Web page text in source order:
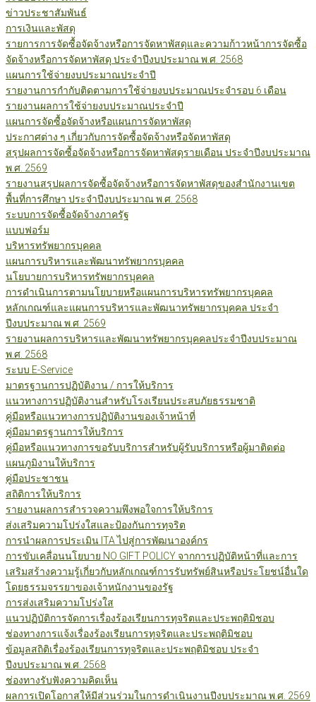
ข่าวประชาสัมพันธ์
การเงินและพัสดุ
รายการการจัดซื้อจัดจ้างหรือการจัดหาพัสดุและความก้าวหน้าการจัดซื้อ
จัดจ้างหรือการจัดหาพัสดุ ประจำปีงบประมาณ พ.ศ. 2568
แผนการใช้จ่ายงบประมาณประจำปี
รายงานการกำกับติดตามการใช้จ่ายงบประมาณประจำรอบ 6 เดือน
รายงานผลการใช้จ่ายงบประมาณประจำปี
แผนการจัดซื้อจัดจ้างหรือแผนการจัดหาพัสดุ
ประกาศต่าง ๆ เกี่ยวกับการจัดซื้อจัดจ้างหรือจัดหาพัสดุ
สรุปผลการจัดซื้อจัดจ้างหรือการจัดหาพัสดุรายเดือน ประจำปีงบประมาณ
พ.ศ. 2569
รายงานสรุปผลการจัดซื้อจัดจ้างหรือการจัดหาพัสดุของสำนักงานเขต
พื้นที่การศึกษา ประจำปีงบประมาณ พ.ศ. 2568
ระบบการจัดซื้อจัดจ้างภาครัฐ
แบบฟอร์ม
บริหารทรัพยากรบุคคล
แผนการบริหารและพัฒนาทรัพยากรบุคคล
นโยบายการบริหารทรัพยากรบุคคล
การดำเนินการตามนโยบายหรือแผนการบริหารทรัพยากรบุคคล
หลักเกณฑ์และแผนการบริหารและพัฒนาทรัพยากรบุคคล ประจำ
ปีงบประมาณ พ.ศ. 2569
รายงานผลการบริหารและพัฒนาทรัพยากรบุคคลประจำปีงบประมาณ
พ.ศ. 2568
ระบบ E-Service
มาตรฐานการปฏิบัติงาน / การให้บริการ
แนวทางการปฏิบัติงานสำหรับโรงเรียนประสบภัยธรรมชาติ
คู่มือหรือแนวทางการปฏิบัติงานของเจ้าหน้าที่
คู่มือมาตรฐานการให้บริการ
คู่มือหรือแนวทางการขอรับบริการสำหรับผู้รับบริการหรือผู้มาติดต่อ
แผนภูมิงานให้บริการ
คู่มือประชาชน
สถิติการให้บริการ
รายงานผลการสำรวจความพึงพอใจการให้บริการ
ส่งเสริมความโปร่งใสและป้องกันการทุจริต
การนำผลการประเมิน ITA ไปสู่การพัฒนาองค์กร
การขับเคลื่อนนโยบาย NO GIFT POLICY จากการปฏิบัติหน้าที่และการ
เสริมสร้างความรู้เกี่ยวกับหลักเกณฑ์การรับทรัพย์สินหรือประโยชน์อื่นใด
โดยธรรมจรรยาของเจ้าหนักงานของรัฐ
การส่งเสริมความโปร่งใส
แนวปฏิบัติการจัดการเรื่องร้องเรียนการทุจริตและประพฤติมิชอบ
ช่องทางการแจ้งเรื่องร้องเรียนการทุจริตและประพฤติมิชอบ
ข้อมูลสถิติเรื่องร้องเรียนการทุจริตและประพฤติมิชอบ ประจำ
ปีงบประมาณ พ.ศ. 2568
ช่องทางรับฟังความคิดเห็น
ผลการเปิดโอกาสให้มีส่วนร่วมในการดำเนินงานปีงบประมาณ พ.ศ. 2569